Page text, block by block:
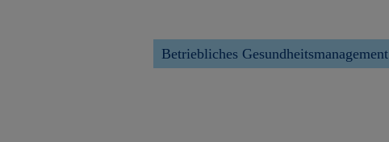
Betriebliches Gesundheitsmanagement